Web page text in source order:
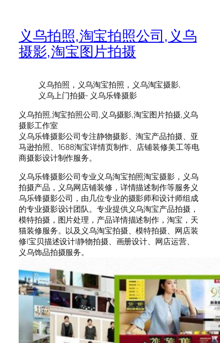
义乌拍照,淘宝拍照公司,义乌
摄影,淘宝图片拍摄
义乌拍照，义乌淘宝拍照，义乌淘宝摄影,
义乌上门拍摄- 义乌乐锋摄影
义乌拍照,淘宝拍照公司,义乌摄影,淘宝图片拍摄,义乌
摄影工作室
义乌乐锋摄影公司专注静物摄影、淘宝产品拍摄、亚
马逊拍照、1688淘宝详情页制作、店铺装修美工等电
商摄影设计制作服务。
义乌乐锋摄影公司专业义乌淘宝拍照淘宝摄影，义乌
拍摄产品，义乌网店铺装修，详情描述制作等服务义
乌乐锋摄影公司，由几位专业的摄影师和设计师组成
的专业摄影设计团队。专业提供义乌淘宝产品拍摄，
模特拍摄，图片处理，产品详情描述制作，淘宝，天
猫装修服务。以及义乌淘宝拍摄、模特拍摄、网店装
修|宝贝描述设计|静物拍摄、画册设计、网店运营、
义乌饰品拍摄服务。